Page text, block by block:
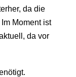
da die
Moment ist
da vor